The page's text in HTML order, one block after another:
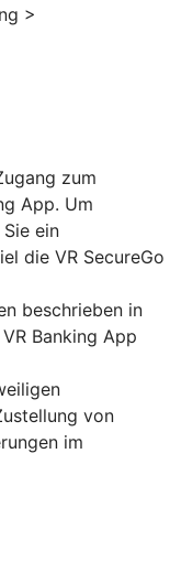
>
zum
App. Um
ein
die VR SecureGo
beschrieben in
Banking App
von
im